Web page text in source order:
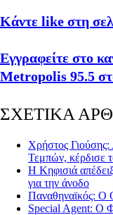
Κάντε like στη
Εγγραφείτε στο
Metropolis 95.5
ΣΧΕΤΙΚΑ
Χρήστος
Τεμπών, κέρδισε
Η Κηφισιά
για την άνοδο
Παναθηναϊκός: Ο
Special Agent: Ο